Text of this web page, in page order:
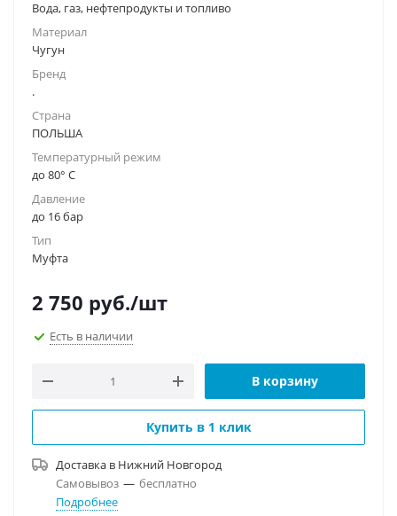
Вода, газ, нефтепродукты и топливо
Материал
Чугун
Бренд
.
Страна
ПОЛЬША
Температурный режим
до 80° C
Давление
до 16 бар
Тип
Муфта
2 750 руб./шт
Есть в наличии
В корзину
Купить в 1 клик
Доставка в Нижний Новгород
Самовывоз — бесплатно
Подробнее